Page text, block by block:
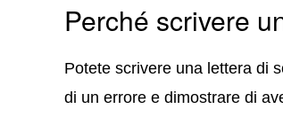
Perché scrivere
Potete scrivere una lettera di
di un errore e dimostrare di